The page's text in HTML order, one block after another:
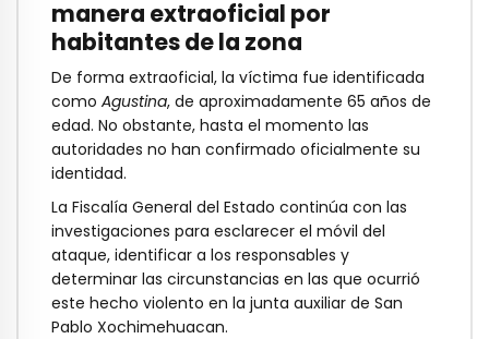
manera extraoficial por
habitantes de la zona
De forma extraoficial, la víctima fue identificada
como Agustina, de aproximadamente 65 años de
edad. No obstante, hasta el momento las
autoridades no han confirmado oficialmente su
identidad.
La Fiscalía General del Estado continúa con las
investigaciones para esclarecer el móvil del
ataque, identificar a los responsables y
determinar las circunstancias en las que ocurrió
este hecho violento en la junta auxiliar de San
Pablo Xochimehuacan.